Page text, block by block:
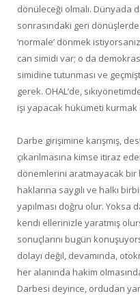
dönüleceği olmalı. Dünyada
sonrasındaki geri
‘normale’ dönmek
can simidi var; o da
simidine tutunması ve
gerek. OHAL’de,
işi yapacak hükümeti
Darbe girişimine karışmış,
çıkarılmasına kimse itiraz
dönemlerini aratmayacak
haklarına saygılı ve halkı
yapılması doğru olur. Yoksa
kendi ellerinizle yaratmış
sonuçlarını bugün
dolayı değil, devamında,
her alanında hakim
Darbesi deyince, ordudan